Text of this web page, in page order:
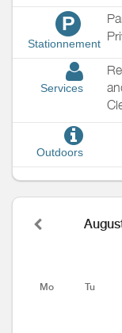
P
Stationnement
Services
Outdoors
Mo Tu